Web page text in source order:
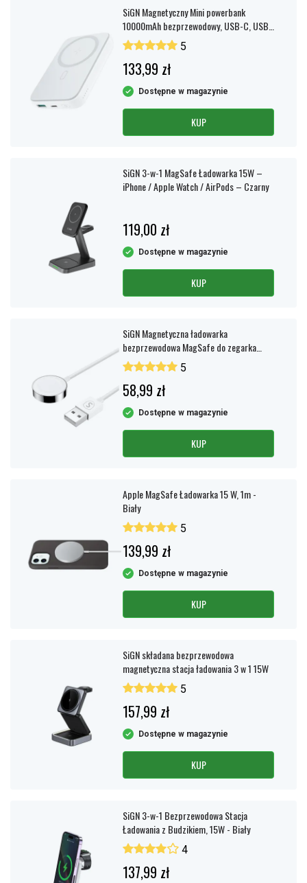
SiGN Magnetyczny Mini powerbank
10000mAh bezprzewodowy, USB-C, USB-
A, biały
5
133,99 zł
Dostępne w magazynie
KUP
SiGN 3-w-1 MagSafe Ładowarka 15W –
iPhone / Apple Watch / AirPods – Czarny
119,00 zł
Dostępne w magazynie
KUP
SiGN Magnetyczna ładowarka
bezprzewodowa MagSafe do zegarka
Apple Watch, 2,5 W, 3 A, 1,2 m – biała
5
58,99 zł
Dostępne w magazynie
KUP
Apple MagSafe Ładowarka 15 W, 1m -
Biały
5
139,99 zł
Dostępne w magazynie
KUP
SiGN składana bezprzewodowa
magnetyczna stacja ładowania 3 w 1 15W
5
157,99 zł
Dostępne w magazynie
KUP
SiGN 3-w-1 Bezprzewodowa Stacja
Ładowania z Budzikiem, 15W - Biały
4
137,99 zł